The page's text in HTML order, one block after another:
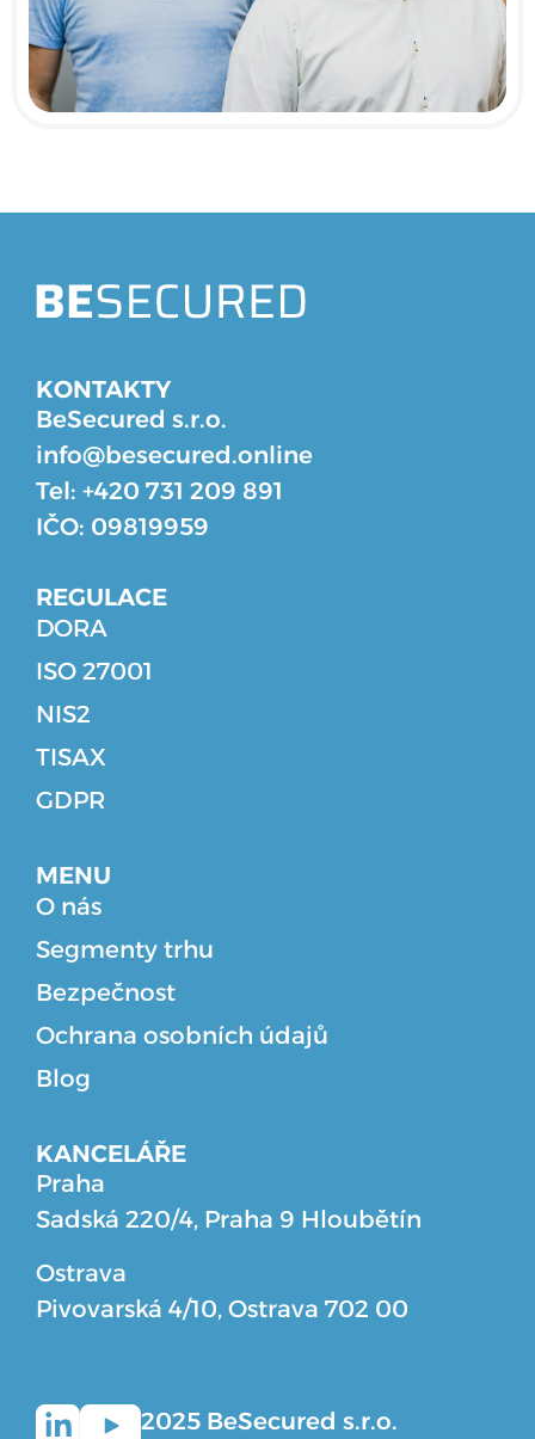
KONTAKTY
BeSecured s.r.o.
info@besecured.online
Tel: +420 731 209 891
IČO: 09819959
REGULACE
DORA
ISO 27001
NIS2
TISAX
GDPR
MENU
O nás
Segmenty trhu
Bezpečnost
Ochrana osobních údajů
Blog
KANCELÁŘE
Praha
Sadská 220/4, Praha 9 Hloubětín
Ostrava
Pivovarská 4/10, Ostrava 702 00
2025BeSecured s.r.o.